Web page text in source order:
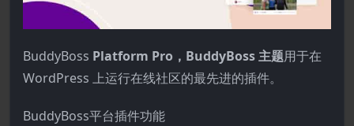
BuddyBoss Platform Pro，BuddyBoss 主题用于在
WordPress 上运行在线社区的最先进的插件。
BuddyBoss平台插件功能